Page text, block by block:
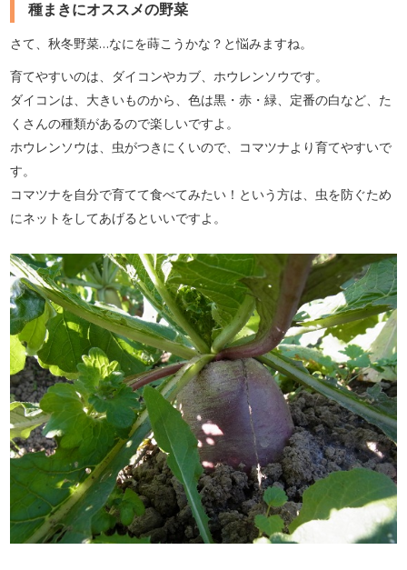
種まきにオススメの野菜
さて、秋冬野菜…なにを蒔こうかな？と悩みますね。
育てやすいのは、ダイコンやカブ、ホウレンソウです。
ダイコンは、大きいものから、色は黒・赤・緑、定番の白など、た
くさんの種類があるので楽しいですよ。
ホウレンソウは、虫がつきにくいので、コマツナより育てやすいで
す。
コマツナを自分で育てて食べてみたい！という方は、虫を防ぐため
にネットをしてあげるといいですよ。